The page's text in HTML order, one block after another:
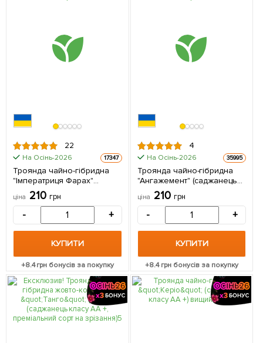
22
На Осінь-2026 17347
Троянда чайно-гібридна
"Імператриця Фарах"
(саджанець класу АА +)
вищий сорт 1 шт в упаковці
ціна 210 грн
- +
КУПИТИ
+8.4грн бонусів за покупку
4
На Осінь-2026 35995
Троянда чайно-гібридна
"Ангажемент" (саджанець
класу АА +) вищий сорт 1 шт
в упаковці
ціна 210 грн
- +
КУПИТИ
+8.4грн бонусів за покупку